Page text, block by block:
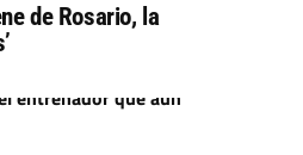
de Rosario, la